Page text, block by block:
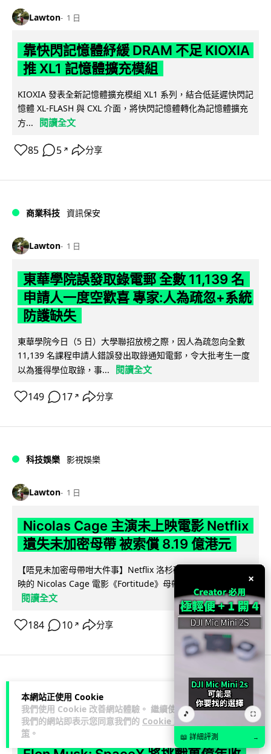
本網站正使用 Cookie
我們使用 Cookie 改善網站體驗。 繼續使用
我們的網站即表示您同意我們的 Cookie 政
策 。
Lawton 1 日
靠快閃記憶體紓緩 DRAM 不足 KIOXIA
推 XL1 記憶體擴充模組
KIOXIA 發表全新記憶體擴充模組 XL1 系列，結合低延遲快閃記
憶體 XL-FLASH 與 CXL 介面，將快閃記憶體轉化為記憶體擴充
方...
閱讀全文
85 5 ↗ 分享
商業科技 資訊保安
Lawton 1 日
東華學院誤發取錄電郵 全數 11,139 名
申請人一度空歡喜 專家:人為疏忽+系統
防護缺失
東華學院今日（5 日）大學聯招放榜之際，因人為疏忽向全數
11,139 名課程申請人錯誤發出取錄通知電郵，令大批考生一度
以為獲得學位取錄，事...
閱讀全文
149 17 ↗ 分享
科技娛樂 影視娛樂
Lawton 1 日
Nicolas Cage 主演未上映電影 Netflix
遺失未加密母帶 被索償 8.19 億港元
【唔見未加密母帶咁大件事】Netflix 洛杉磯辦公室被竊，未上
映的 Nicolas Cage 電影《Fortitude》母帶亦告失蹤。電影...
閱讀全文
184 10 ↗ 分享
Vin 1 日
×
🎵 ⛶
📖 詳細評測 →